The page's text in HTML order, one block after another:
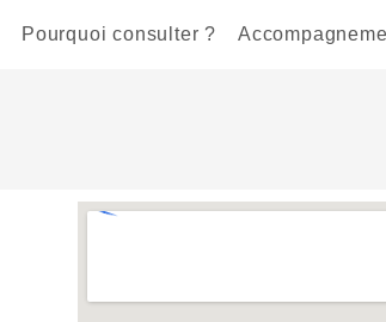
Pourquoi consulter ?